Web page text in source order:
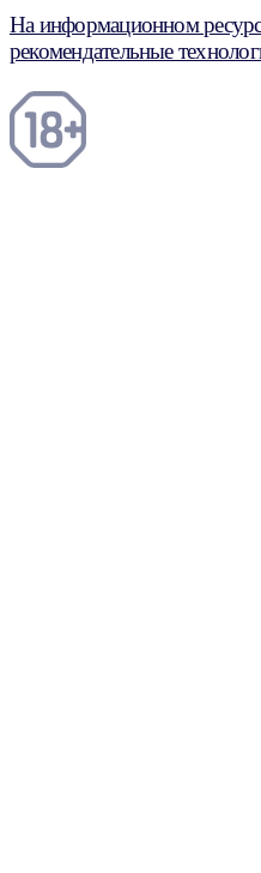
На информационном
рекомендательные